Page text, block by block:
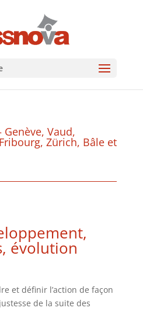
Genève, Vaud,
Zürich, Bâle et
évolution
et définir l’action de façon
de la suite des